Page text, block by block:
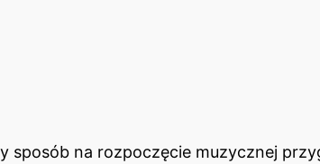
na rozpoczęcie muzycznej